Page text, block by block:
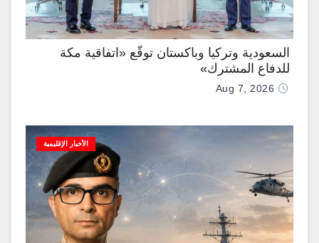
السعودية وتركيا وباكستان توقّع «اتفاقية مكة
للدفاع المشترك»
Aug 7, 2026
الأخبار الإقليمية